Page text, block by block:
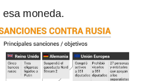
moneda.